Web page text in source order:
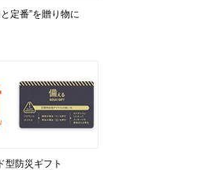
定番”を贈り物に
型防災ギフト